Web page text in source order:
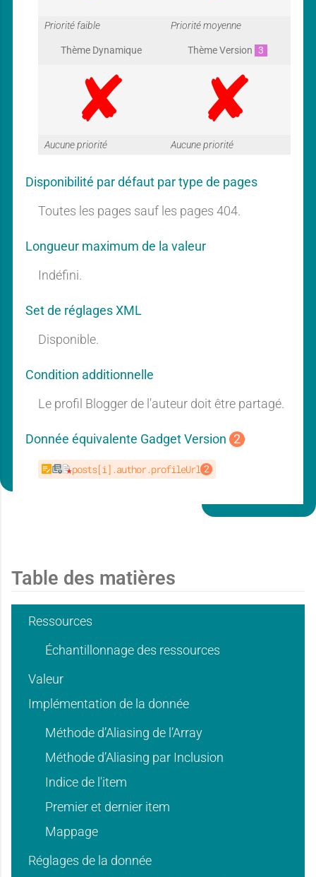
G
a
r
a
n
t
i
d
'
u
s
Priorité faible
G
a
r
a
t
i
e
d
'
u
Priorité moyenne
Thème Dynamique
G
a
r
a
n
i
e
d
'
u
Aucune priorité
Thème Version 3
G
a
n
t
e
d
'
Aucune priorité
Disponibilité par défaut par type de pages
Toutes les pages sauf les pages 404.
Longueur maximum de la valeur
Indéfini.
Set de réglages XML
Disponible.
Condition additionnelle
Le profil Blogger de l'auteur doit être partagé.
Donnée équivalente Gadget Version 2
posts[i].author.profileUrl
Table des matières
Ressources
Échantillonnage des ressources
Valeur
Implémentation de la donnée
Méthode d’Aliasing de l’Array
Méthode d’Aliasing par Inclusion
Indice de l'item
Premier et dernier item
Mappage
Réglages de la donnée